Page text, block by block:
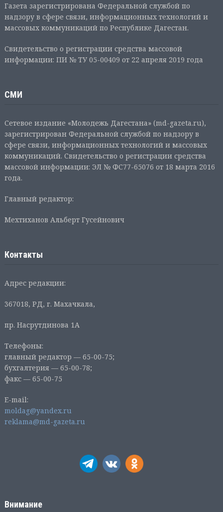
Газета зарегистрирована Федеральной службой по
надзору в сфере связи, информационных технологий и
массовых коммуникаций по Республике Дагестан.
Свидетельство о регистрации средства массовой
информации: ПИ № ТУ 05-00409 от 22 апреля 2019 года
СМИ
Сетевое издание «Молодежь Дагестана» (md-gazeta.ru),
зарегистрирован Федеральной службой по надзору в
сфере связи, информационных технологий и массовых
коммуникаций. Свидетельство о регистрации средства
массовой информации: ЭЛ № ФС77-65076 от 18 марта 2016
года.
Главный редактор:
Мехтиханов Альберт Гусейнович
Контакты
Адрес редакции:
367018, РД, г. Махачкала,
пр. Насрутдинова 1А
Телефоны:
главный редактор — 65-00-75;
бухгалтерия — 65-00-78;
факс — 65-00-75
E-mail:
moldag@yandex.ru
reklama@md-gazeta.ru
Внимание